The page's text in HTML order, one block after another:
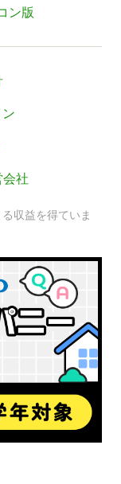
ン版
会社
収益を得ていま